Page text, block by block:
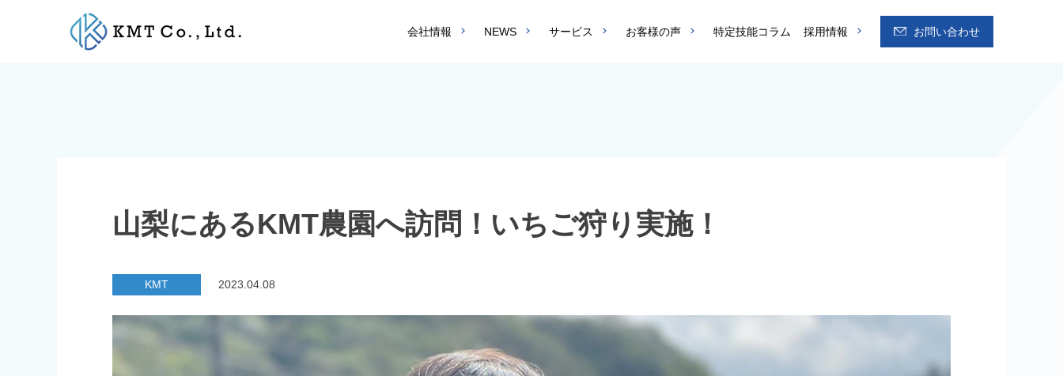
会社情報 NEWS サービス お客様の声 特定技能コラム 採用情報 お問い合わせ
山梨にあるKMT農園へ訪問！いちご狩り実施！
KMT 2023.04.08